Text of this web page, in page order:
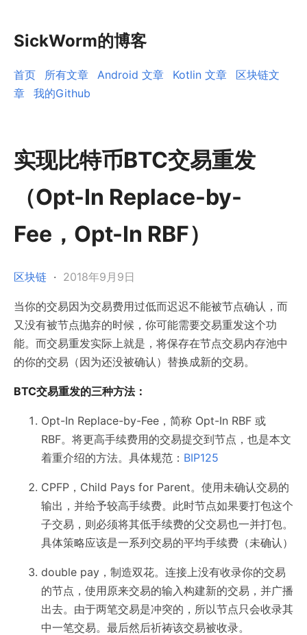
SickWorm的博客
首页 所有文章 Android 文章 Kotlin 文章
区块链文
章
我的Github
实现比特币BTC交易重发
（Opt-In Replace-by-
Fee，Opt-In RBF）
区块链 · 2018年9月9日
当你的交易因为交易费用过低而迟迟不能被节点确认，而
又没有被节点抛弃的时候，你可能需要交易重发这个功
能。而交易重发实际上就是，将保存在节点交易内存池中
的你的交易（因为还没被确认）替换成新的交易。
BTC交易重发的三种方法：
Opt-In Replace-by-Fee，简称 Opt-In RBF 或
RBF。将更高手续费用的交易提交到节点，也是本文
着重介绍的方法。具体规范： BIP125
CPFP，Child Pays for Parent。使用未确认交易的
输出，并给予较高手续费。此时节点如果要打包这个
子交易，则必须将其低手续费的父交易也一并打包。
具体策略应该是一系列交易的平均手续费（未确认）
double pay，制造双花。连接上没有收录你的交易
的节点，使用原来交易的输入构建新的交易，并广播
出去。由于两笔交易是冲突的，所以节点只会收录其
中一笔交易。最后然后祈祷该交易被收录。